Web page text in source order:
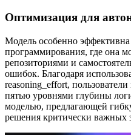
Оптимизация для
Модель особенно
программирования, где она
репозиториями и
ошибок. Благодаря
reasoning_effort,
пятью уровнями глубины
моделью, предлагающей
решения критически важных